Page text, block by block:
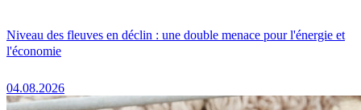
Niveau des fleuves en déclin : une double menace pour l'énergie et
l'économie
04.08.2026